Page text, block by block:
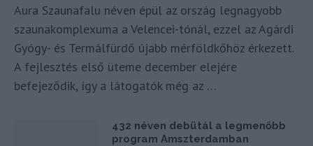
Aura Szaunafalu néven épül az ország legnagyobb
szaunakomplexuma a Velencei-tónál, ezzel az Agárdi
Gyógy- és Termálfürdő újabb mérföldkőhöz érkezett.
A fejlesztés első üteme december elejére
befejeződik, így a látogatók még az …
432 néven debütál a legmenőbb
program Amszterdamban